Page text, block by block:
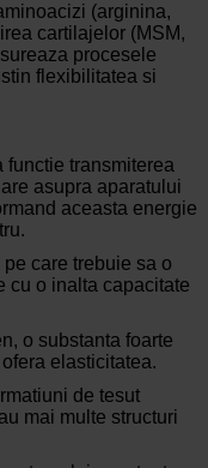
(arginina,
cartilajelor (MSM,
procesele
flexibilitatea si
transmiterea
asupra aparatului
aceasta energie
care trebuie sa o
cu o inalta capacitate
o substanta foarte
elasticitatea.
de tesut
mai multe structuri